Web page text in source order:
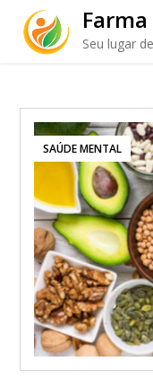
content
Seu lugar
SAÚDE MENTAL